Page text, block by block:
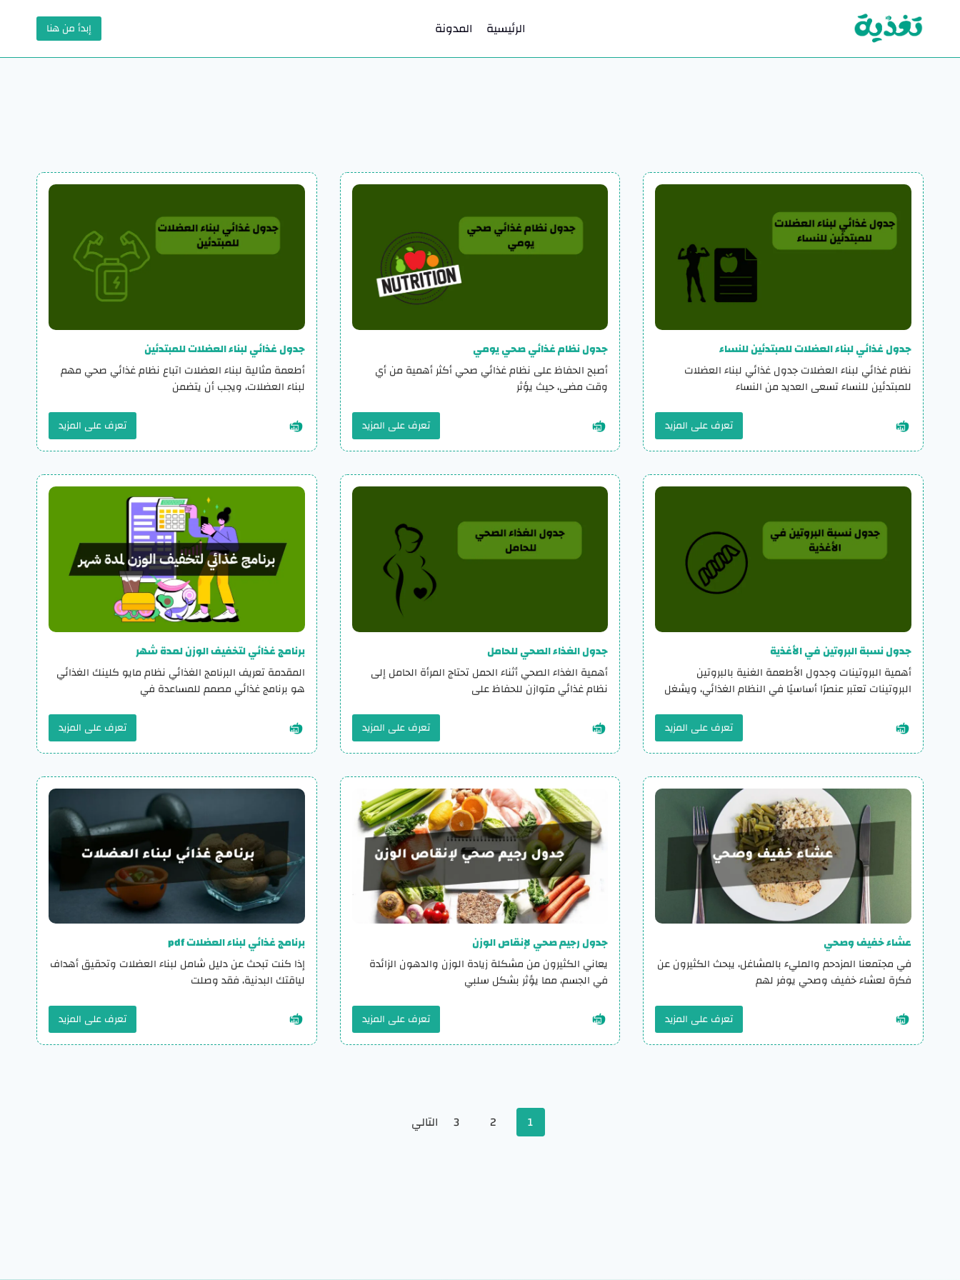
الرئيسية المدونة إبدأ من هنا
جدول غذائي لبناء العضلات للمبتدئين للنساء
نظام غذائي لبناء العضلات جدول غذائي لبناء العضلات
للمبتدئين للنساء تسعى العديد من النساء
تعرف على المزيد
جدول نظام غذائي صحي يومي
أصبح الحفاظ على نظام غذائي صحي أكثر أهمية من أي
وقت مضى، حيث يؤثر
تعرف على المزيد
جدول غذائي لبناء العضلات للمبتدئين
أطعمة مثالية لبناء العضلات اتباع نظام غذائي صحي مهم
لبناء العضلات، ويجب أن يتضمن
تعرف على المزيد
جدول نسبة البروتين في الأغذية
أهمية البروتينات وجدول الأطعمة الغنية بالبروتين
البروتينات تعتبر عنصرًا أساسيًا في النظام الغذائي، ويشغل
تعرف على المزيد
جدول الغذاء الصحي للحامل
أهمية الغذاء الصحي أثناء الحمل تحتاج المرأة الحامل إلى
نظام غذائي متوازن للحفاظ على
تعرف على المزيد
برنامج غذائي لتخفيف الوزن لمدة شهر
المقدمة تعريف البرنامج الغذائي نظام مايو كلينك الغذائي
هو برنامج غذائي مصمم للمساعدة في
تعرف على المزيد
عشاء خفيف وصحي
في مجتمعنا المزدحم والمليء بالمشاغل، يبحث الكثيرون عن
فكرة لعشاء خفيف وصحي يوفر لهم
تعرف على المزيد
جدول رجيم صحي لإنقاص الوزن
يعاني الكثيرون من مشكلة زيادة الوزن والدهون الزائدة
في الجسم، مما يؤثر بشكل سلبي
تعرف على المزيد
برنامج غذائي لبناء العضلات pdf
إذا كنت تبحث عن دليل شامل لبناء العضلات وتحقيق أهداف
لياقتك البدنية، فقد وصلت
تعرف على المزيد
Posts
1
2
3 التالي